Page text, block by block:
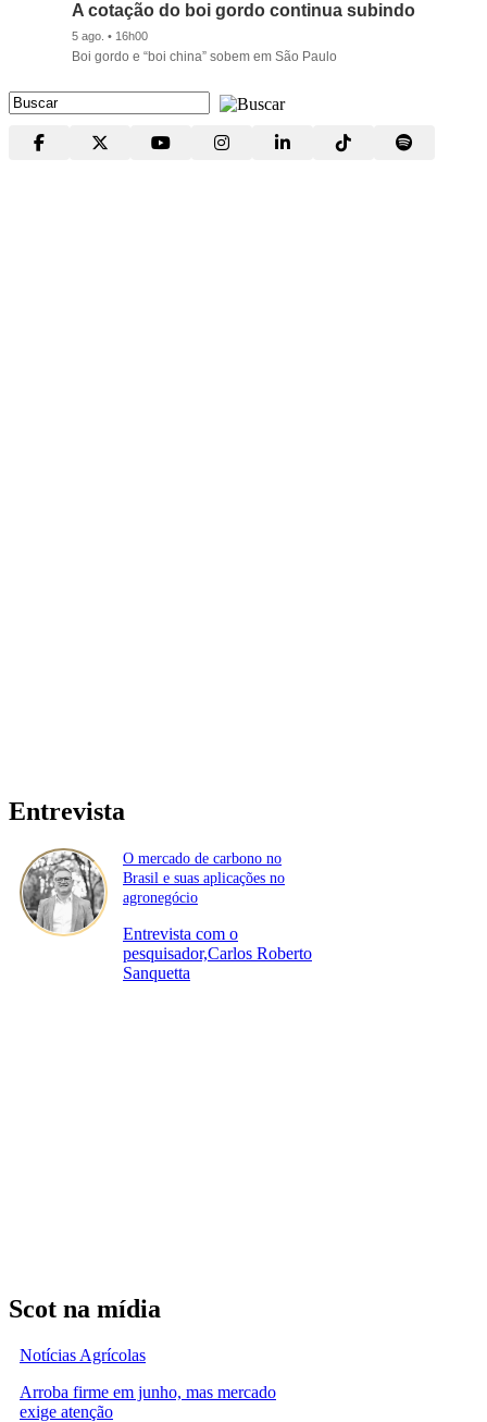
A cotação do boi gordo continua subindo
5 ago. • 16h00
Boi gordo e “boi china” sobem em São Paulo
Entrevista
O mercado de carbono no
Brasil e suas aplicações no
agronegócio
Entrevista com o
pesquisador,Carlos Roberto
Sanquetta
Scot na mídia
Notícias Agrícolas
Arroba firme em junho, mas mercado
exige atenção